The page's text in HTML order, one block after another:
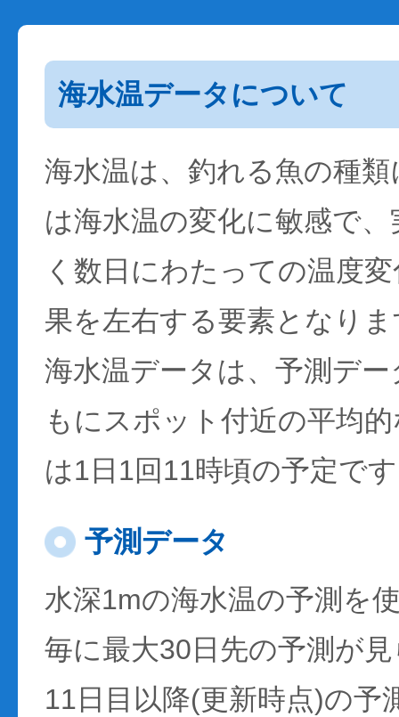
海水温データについて
海水温は、釣れる魚の種
は海水温の変化に敏感で
く数日にわたっての温度
果を左右する要素となり
海水温データは、予測デ
もにスポット付近の平均
は1日1回11時頃の予定で
予測データ
水深1mの海水温の予測を
毎に最大30日先の予測が
11日目以降(更新時点)の予